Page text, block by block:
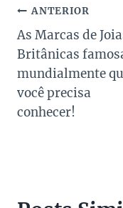
Navegação
de
Post
ANTERIOR
As Marcas de
Britânicas
mundialmente
você precisa
conhecer!